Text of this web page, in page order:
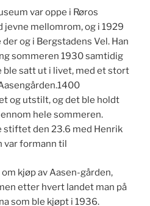
var oppe i Røros
mellomrom, og i 1929
og i Bergstadens Vel. Han
sommeren 1930 samtidig
ble satt ut i livet, med et stort
og utstilt, og det ble holdt
hele sommeren.
den 23.6 med Henrik
var formann til
kjøp av Aasen-gården,
etter hvert landet man på
som ble kjøpt i 1936.